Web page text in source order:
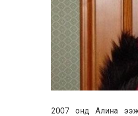
2007 онд Алина